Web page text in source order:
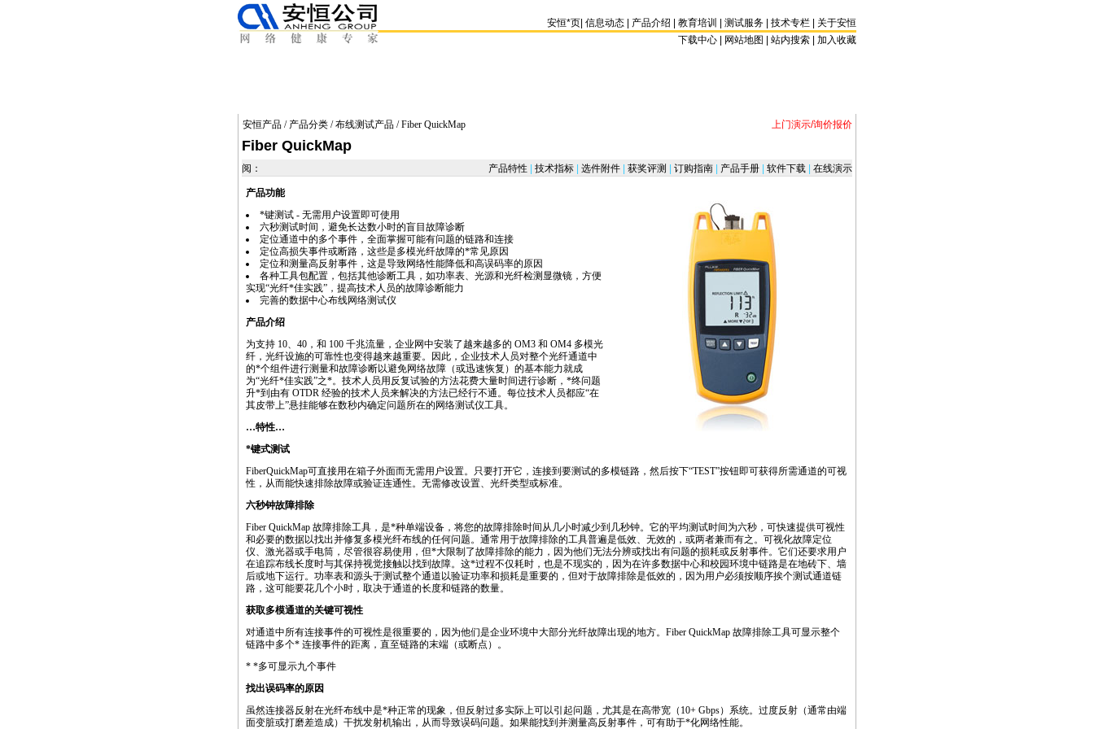
安恒*页 信息动态 产品介绍 教育培训 测试服务 技术专栏
关于安恒
下载中心 | 网站地图 | 站内搜索 加入收藏
安恒产品 / 产品分类 /布线测试产品 / Fiber QuickMap 上门演示/询价报价
Fiber QuickMap
阅： 产品特性 技术指标 选件附件 获奖评测 订购指南 产品手册 软件下载 在线演示
产品功能
*键测试 - 无需用户设置即可使用
六秒测试时间，避免长达数小时的盲目故障诊断
定位通道中的多个事件，全面掌握可能有问题的链路和连接
定位高损失事件或断路，这些是多模光纤故障的*常见原因
定位和测量高反射事件，这是导致网络性能降低和高误码率的原因
各种工具包配置，包括其他诊断工具，如功率表、光源和光纤检测显微镜，方便
实现“光纤*佳实践”，提高技术人员的故障诊断能力
完善的数据中心布线网络测试仪
产品介绍
为支持 10、40，和 100 千兆流量，企业网中安装了越来越多的 OM3 和 OM4 多模光
纤，光纤设施的可靠性也变得越来越重要。因此，企业技术人员对整个光纤通道中
的*个组件进行测量和故障诊断以避免网络故障（或迅速恢复）的基本能力就成
为“光纤*佳实践”之*。技术人员用反复试验的方法花费大量时间进行诊断， *终问题
升*到由有 OTDR 经验的技术人员来解决的方法已经行不通。每位技术人员都应“在
其皮带上”悬挂能够在数秒内确定问题所在的网络测试仪工具。
…特性…
*键式测试
FiberQuickMap可直接用在箱子外面而无需用户设置。只要打开它，连接到要测试的多模链路，然后按下“TEST”按钮即可获得所需通道的可视
性，从而能快速排除故障或验证连通性。无需修改设置、光纤类型或标准。
六秒钟故障排除
Fiber QuickMap 故障排除工具，是*种单端设备，将您的故障排除时间从几小时减少到几秒钟。它的平均测试时间为六秒，可快速提供可视性
和必要的数据以找出并修复多模光纤布线的任何问题。通常用于故障排除的工具普遍是低效、无效的，或两者兼而有之。可视化故障定位
仪、激光器或手电筒，尽管很容易使用，但*大限制了故障排除的能力，因为他们无法分辨或找出有问题的损耗或反射事件。它们还要求用户
在追踪布线长度时与其保持视觉接触以找到故障。这*过程不仅耗时，也是不现实的，因为在许多数据中心和校园环境中链路是在地砖下、墙
后或地下运行。功率表和源头于测试整个通道以验证功率和损耗是重要的，但对于故障排除是低效的，因为用户必须按顺序挨个测试通道链
路，这可能要花几个小时，取决于通道的长度和链路的数量。
获取多模通道的关键可视性
对通道中所有连接事件的可视性是很重要的，因为他们是企业环境中大部分光纤故障出现的地方。Fiber QuickMap 故障排除工具可显示整个
链路中多个* 连接事件的距离，直至链路的末端（或断点）。
* *多可显示九个事件
找出误码率的原因
虽然连接器反射在光纤布线中是*种正常的现象，但反射过多实际上可以引起问题，尤其是在高带宽（10+ Gbps）系统。过度反射（通常由端
面变脏或打磨差造成）干扰发射机输出，从而导致误码问题。如果能找到并测量高反射事件，可有助于*化网络性能。